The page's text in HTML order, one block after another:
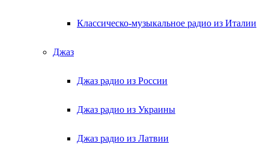
Классическо-музыкальное радио из Италии
Джаз
Джаз радио из России
Джаз радио из Украины
Джаз радио из Латвии